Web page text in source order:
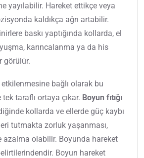
yayılabilir. Hareket ettikçe veya
kaldıkça ağrı artabilir.
baskı yaptığında kollarda, el
karıncalanma ya da his
görülür.
bağlı olarak bu
taraflı ortaya çıkar. Boyun fıtığı
kollarda ve ellerde güç kaybı
tutmakta zorluk yaşanması,
azalma olabilir. Boyunda hareket
belirtilerindendir. Boyun hareket